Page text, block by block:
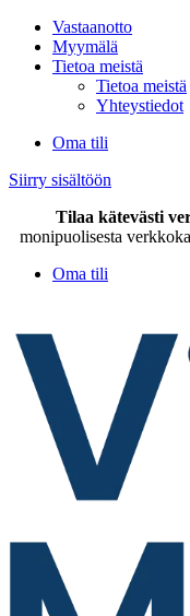
Vastaanotto
Myymälä
Tietoa meistä
Tietoa meistä
Yhteystiedot
Oma tili
Siirry sisältöön
Tilaa kätevästi
monipuolisesta
Oma tili